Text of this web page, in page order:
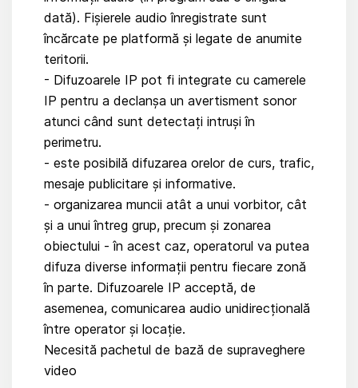
dată). Fișierele audio înregistrate sunt
încărcate pe platformă și legate de anumite
teritorii.
- Difuzoarele IP pot fi integrate cu camerele
IP pentru a declanșa un avertisment sonor
atunci când sunt detectați intruși în
perimetru.
- este posibilă difuzarea orelor de curs, trafic,
mesaje publicitare și informative.
- organizarea muncii atât a unui vorbitor, cât
și a unui întreg grup, precum și zonarea
obiectului - în acest caz, operatorul va putea
difuza diverse informații pentru fiecare zonă
în parte. Difuzoarele IP acceptă, de
asemenea, comunicarea audio unidirecțională
între operator și locație.
Necesită pachetul de bază de supraveghere
video